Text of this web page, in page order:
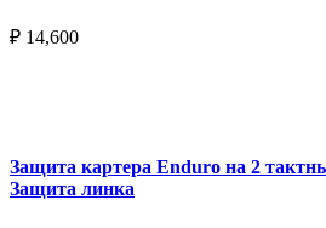
₽ 14,600
Защита картера Enduro на 2
Защита линка